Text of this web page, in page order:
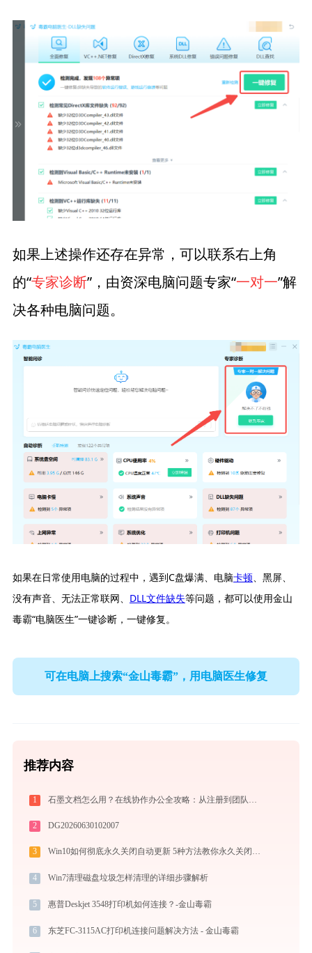
如果上述操作还存在异常，可以联系右上角
的“专家诊断”，由资深电脑问题专家“一对一”解
决各种电脑问题。
如果在日常使用电脑的过程中，遇到C盘爆满、电脑卡顿、黑屏、
没有声音、无法正常联网、 DLL文件缺失等问题，都可以使用金山
毒霸“电脑医生”一键诊断，一键修复。
可在电脑上搜索“金山毒霸”，用电脑医生修复
推荐内容
1 石墨文档怎么用？在线协作办公全攻略：从注册到团队高效协同
2 DG20260630102007
3 Win10如何彻底永久关闭自动更新 5种方法教你永久关闭win10自动更新
4 Win7清理磁盘垃圾怎样清理的详细步骤解析
5 惠普Deskjet 3548打印机如何连接？-金山毒霸
6 东芝FC-3115AC打印机连接问题解决方法 - 金山毒霸